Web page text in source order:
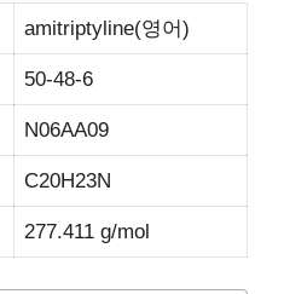
amitriptyline(영어)
50-48-6
N06AA09
C20H23N
277.411 g/mol